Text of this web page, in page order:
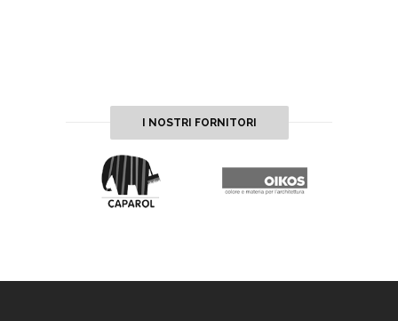
I NOSTRI FORNITORI